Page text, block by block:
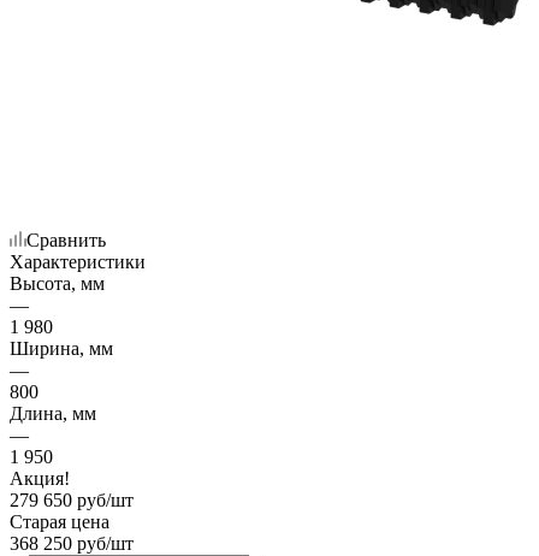
Сравнить
Характеристики
Высота, мм
—
1 980
Ширина, мм
—
800
Длина, мм
—
1 950
Акция!
279 650 руб/шт
Старая цена
368 250 руб/шт